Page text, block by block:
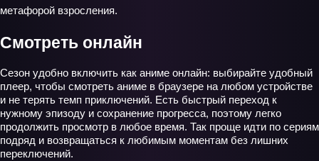
метафорой взросления.
Смотреть онлайн
Сезон удобно включить как аниме онлайн: выбирайте удобный
плеер, чтобы смотреть аниме в браузере на любом устройстве
и не терять темп приключений. Есть быстрый переход к
нужному эпизоду и сохранение прогресса, поэтому легко
продолжить просмотр в любое время. Так проще идти по сериям
подряд и возвращаться к любимым моментам без лишних
переключений.